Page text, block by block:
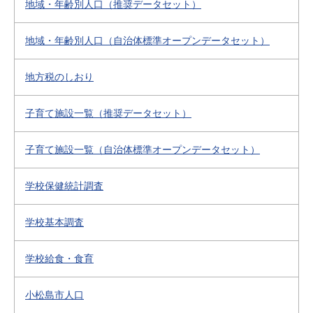
地域・年齢別人口（推奨データセット）
地域・年齢別人口（自治体標準オープンデータセット）
地方税のしおり
子育て施設一覧（推奨データセット）
子育て施設一覧（自治体標準オープンデータセット）
学校保健統計調査
学校基本調査
学校給食・食育
小松島市人口